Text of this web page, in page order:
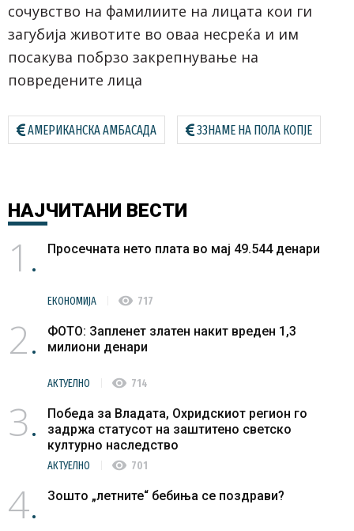
сочувство на фамилиите на лицата кои ги
загубија животите во оваа несреќа и им
посакува побрзо закрепнување на
повредените лица
АМЕРИКАНСКА АМБАСАДА ЗЗНАМЕ НА ПОЛА КОПЈЕ
НАЈЧИТАНИ ВЕСТИ
1 Просечната нето плата во мај 49.544 денари
ЕКОНОМИЈА visibility 717
2
ФОТО: Запленет златен накит вреден 1,3
милиони денари
АКТУЕЛНО visibility 714
3
Победа за Владата, Охридскиот регион го
задржа статусот на заштитено светско
културно наследство
АКТУЕЛНО visibility 701
4 Зошто „летните“ бебиња се поздрави?